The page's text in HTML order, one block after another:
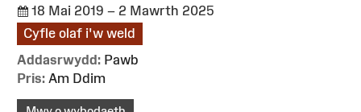
18 Mai 2019 – 2 Mawrth 2025
Cyfle olaf i'w weld
Addasrwydd: Pawb
Pris: Am Ddim